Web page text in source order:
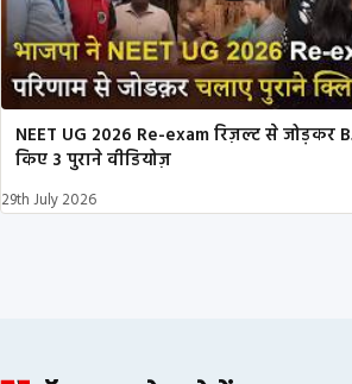
NEET UG 2026 Re-exam रिज़ल्ट से जोड़कर
किए 3 पुराने वीडियोज़
29th July 2026